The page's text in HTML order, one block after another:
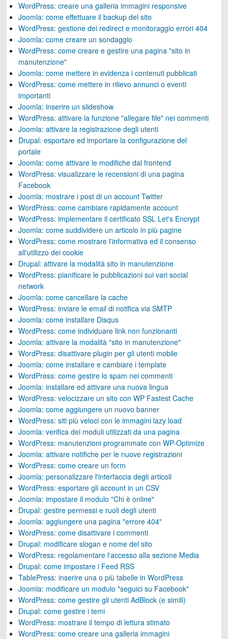
WordPress: creare una galleria immagini responsive
Joomla: come effettuare il backup del sito
WordPress: gestione dei redirect e monitoraggio errori 404
Joomla: come creare un sondaggio
WordPress: come creare e gestire una pagina "sito in
manutenzione"
Joomla: come mettere in evidenza i contenuti pubblicati
WordPress: come mettere in rilievo annunci o eventi
importanti
Joomla: inserire un slideshow
WordPress: attivare la funzione "allegare file" nei commenti
Joomla: attivare la registrazione degli utenti
Drupal: esportare ed importare la configurazione del
portale
Joomla: come attivare le modifiche dal frontend
WordPress: visualizzare le recensioni di una pagina
Facebook
Joomla: mostrare i post di un account Twitter
WordPress: come cambiare rapidamente account
WordPress: implementare il certificato SSL Let's Encrypt
Joomla: come suddividere un articolo in più pagine
WordPress: come mostrare l'informativa ed il consenso
all'utilizzo dei cookie
Drupal: attivare la modalità sito in manutenzione
WordPress: pianificare le pubblicazioni sui vari social
network
Joomla: come cancellare la cache
WordPress: inviare le email di notifica via SMTP
Joomla: come installare Disqus
WordPress: come individuare link non funzionanti
Joomla: attivare la modalità "sito in manutenzione"
WordPress: disattivare plugin per gli utenti mobile
Joomla: come installare e cambiare i template
WordPress: come gestire lo spam nei commenti
Joomla: installare ed attivare una nuova lingua
WordPress: velocizzare un sito con WP Fastest Cache
Joomla: come aggiungere un nuovo banner
WordPress: siti più veloci con le immagini lazy load
Joomla: verifica dei moduli utilizzati da una pagina
WordPress: manutenzioni programmate con WP-Optimize
Joomla: attivare notifiche per le nuove registrazioni
WordPress: come creare un form
Joomla: personalizzare l'interfaccia degli articoli
WordPress: esportare gli account in un CSV
Joomla: impostare il modulo "Chi è online"
Drupal: gestire permessi e ruoli degli utenti
Joomla: aggiungere una pagina "errore 404"
WordPress: come disattivare i commenti
Drupal: modificare slogan e nome del sito
WordPress: regolamentare l'accesso alla sezione Media
Drupal: come impostare i Feed RSS
TablePress: inserire una o più tabelle in WordPress
Joomla: modificare un modulo "seguici su Facebook"
WordPress: come gestire gli utenti AdBlock (e simili)
Drupal: come gestire i temi
WordPress: mostrare il tempo di lettura stimato
WordPress: come creare una galleria immagini